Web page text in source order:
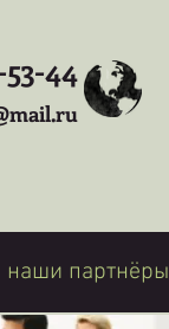
53-44
наши партнёры